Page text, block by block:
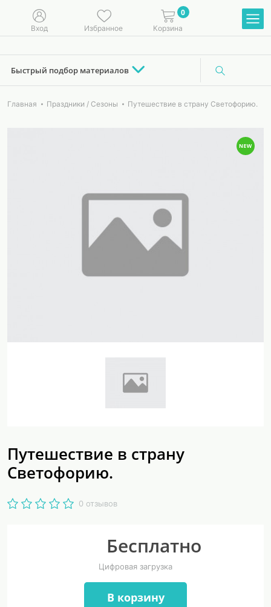
Вход Избранное
0
Корзина
Быстрый подбор материалов
Главная Праздники / Сезоны Путешествие в страну Светофорию.
Путешествие в страну
Светофорию.
0 отзывов
Бесплатно
Цифровая загрузка
В корзину